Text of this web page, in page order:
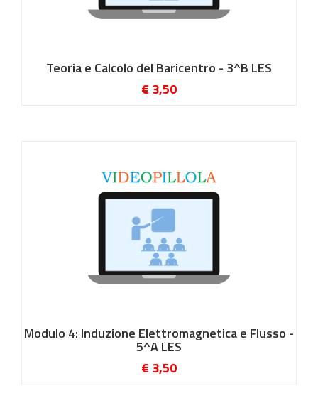
Teoria e Calcolo del Baricentro - 3^B LES
€ 3,50
Modulo 4: Induzione Elettromagnetica e Flusso -
5^A LES
€ 3,50